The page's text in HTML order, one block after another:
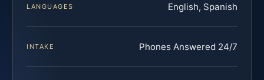
LANGUAGES English, Spanish
INTAKE Phones Answered 24/7